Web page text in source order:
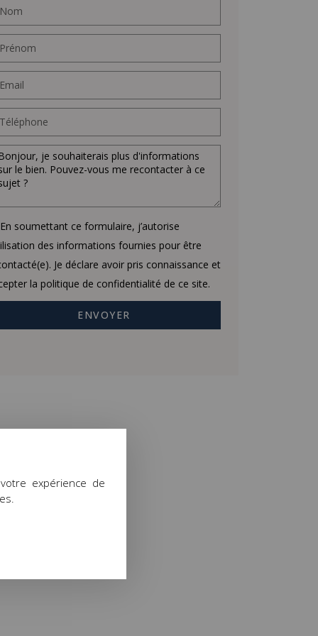
En soumettant ce formulaire, j’autorise
des informations fournies pour être
Je déclare avoir pris connaissance et
la politique de confidentialité de ce site.
ENVOYER
expérience de